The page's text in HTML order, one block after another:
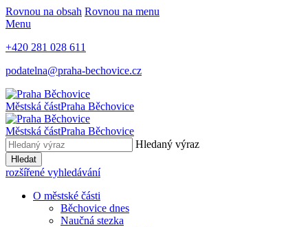
Rovnou na obsah Rovnou na menu
Menu
+420 281 028 611
podatelna@praha-bechovice.cz
Městská částPraha Běchovice
Městská částPraha Běchovice
Hledaný výraz
Hledat
rozšířené vyhledávání
O městské části
Běchovice dnes
Naučná stezka